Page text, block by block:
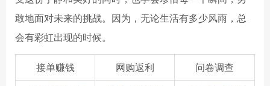
敢地面对未来的挑战。因为，无论生活有多少风雨，总
会有彩虹出现的时候。
接单赚钱 网购返利
问卷调查